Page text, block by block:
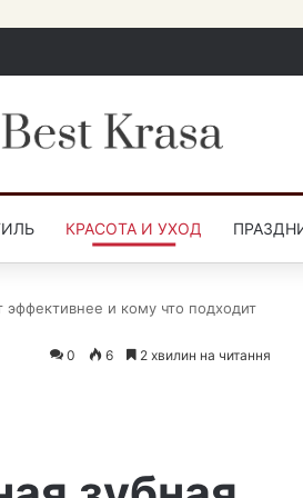
КРАСОТА И УХОД
эффективнее и кому что подходит
0 6 2 хвилин на читання